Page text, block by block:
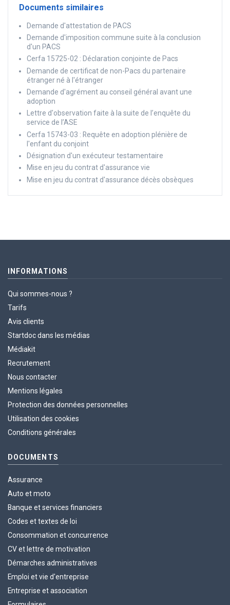
Documents similaires
Demande d'attestation de PACS
Demande d'imposition commune suite à la conclusion
d'un PACS
Cerfa 15725-02 : Déclaration conjointe de Pacs
Demande de certificat de non-Pacs du partenaire
étranger né à l'étranger
Demande d'agrément au conseil général avant une
adoption
Lettre d'observation faite à la suite de l’enquête du
service de l’ASE
Cerfa 15743-03 : Requête en adoption plénière de
l'enfant du conjoint
Désignation d'un exécuteur testamentaire
Mise en jeu du contrat d'assurance vie
Mise en jeu du contrat d'assurance décès obsèques
INFORMATIONS
Qui sommes-nous ?
Tarifs
Avis clients
Startdoc dans les médias
Médiakit
Recrutement
Nous contacter
Mentions légales
Protection des données personnelles
Utilisation des cookies
Conditions générales
DOCUMENTS
Assurance
Auto et moto
Banque et services financiers
Codes et textes de loi
Consommation et concurrence
CV et lettre de motivation
Démarches administratives
Emploi et vie d'entreprise
Entreprise et association